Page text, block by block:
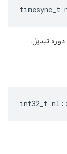
timesync_t
int32_t